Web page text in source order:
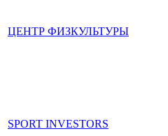
ЦЕНТР ФИЗКУЛЬТУРЫ
SPORT INVESTORS